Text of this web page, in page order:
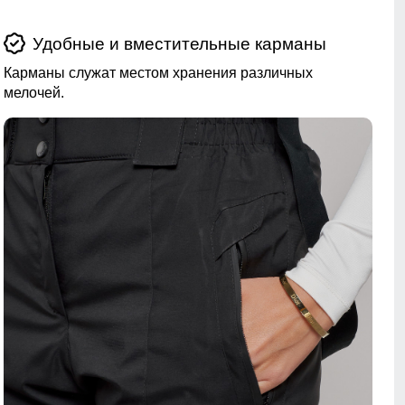
Удобные и вместительные карманы
Карманы служат местом хранения различных
мелочей.